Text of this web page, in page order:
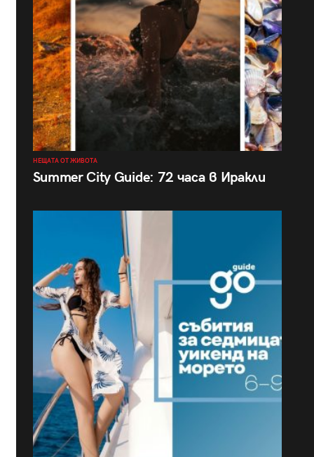
НЕЩАТА ОТ ЖИВОТА
Summer City Guide: 72 часа в Иракли